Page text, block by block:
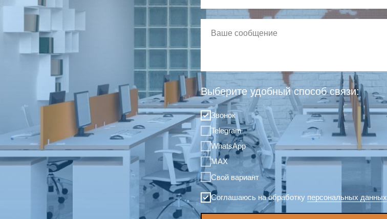
Выберите удобный способ связи:
Звонок
Telegram
WhatsApp
MAX
Свой вариант
Соглашаюсь на обработку персональных данных